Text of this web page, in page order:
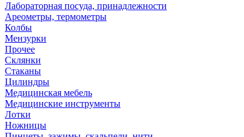
Лабораторная посуда, принадлежности
Ареометры, термометры
Колбы
Мензурки
Прочее
Склянки
Стаканы
Цилиндры
Медицинская мебель
Медицинские инструменты
Лотки
Ножницы